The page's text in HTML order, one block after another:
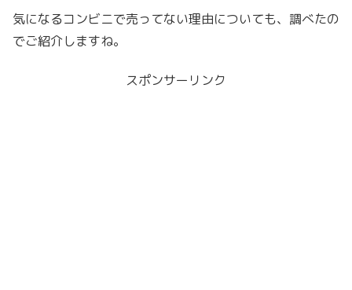
気になるコンビニで売ってない理由についても、調べたの
でご紹介しますね。
スポンサーリンク